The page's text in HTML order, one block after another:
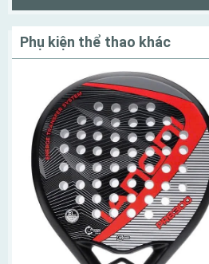
Phụ kiện thể thao khác